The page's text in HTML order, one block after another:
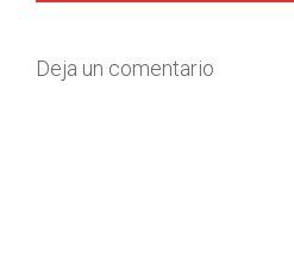
Deja un comentario